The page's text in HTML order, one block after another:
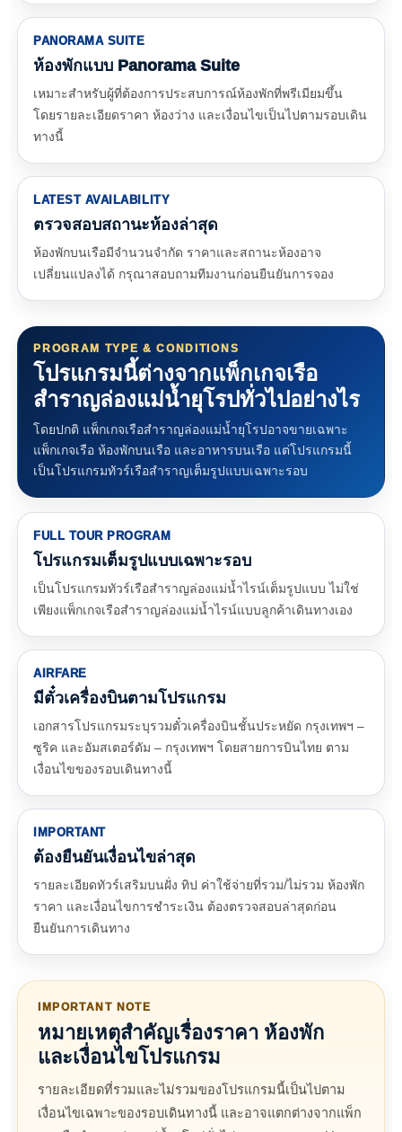
PANORAMA SUITE
ห้องพักแบบ Panorama Suite
เหมาะสำหรับผู้ที่ต้องการประสบการณ์ห้องพักที่พรีเมียมขึ้น
โดยรายละเอียดราคา ห้องว่าง และเงื่อนไขเป็นไปตามรอบเดิน
ทางนี้
LATEST AVAILABILITY
ตรวจสอบสถานะห้องล่าสุด
ห้องพักบนเรือมีจำนวนจำกัด ราคาและสถานะห้องอาจ
เปลี่ยนแปลงได้ กรุณาสอบถามทีมงานก่อนยืนยันการจอง
PROGRAM TYPE & CONDITIONS
โปรแกรมนี้ต่างจากแพ็กเกจเรือ
สำราญล่องแม่น้ำยุโรปทั่วไปอย่างไร
โดยปกติ แพ็กเกจเรือสำราญล่องแม่น้ำยุโรปอาจขายเฉพาะ
แพ็กเกจเรือ ห้องพักบนเรือ และอาหารบนเรือ แต่โปรแกรมนี้
เป็นโปรแกรมทัวร์เรือสำราญเต็มรูปแบบเฉพาะรอบ
FULL TOUR PROGRAM
โปรแกรมเต็มรูปแบบเฉพาะรอบ
เป็นโปรแกรมทัวร์เรือสำราญล่องแม่น้ำไรน์เต็มรูปแบบ ไม่ใช่
เพียงแพ็กเกจเรือสำราญล่องแม่น้ำไรน์แบบลูกค้าเดินทางเอง
AIRFARE
มีตั๋วเครื่องบินตามโปรแกรม
เอกสารโปรแกรมระบุรวมตั๋วเครื่องบินชั้นประหยัด กรุงเทพฯ –
ซูริค และอัมสเตอร์ดัม – กรุงเทพฯ โดยสายการบินไทย ตาม
เงื่อนไขของรอบเดินทางนี้
IMPORTANT
ต้องยืนยันเงื่อนไขล่าสุด
รายละเอียดทัวร์เสริมบนฝั่ง ทิป ค่าใช้จ่ายที่รวม/ไม่รวม ห้องพัก
ราคา และเงื่อนไขการชำระเงิน ต้องตรวจสอบล่าสุดก่อน
ยืนยันการเดินทาง
IMPORTANT NOTE
หมายเหตุสำคัญเรื่องราคา ห้องพัก
และเงื่อนไขโปรแกรม
รายละเอียดที่รวมและไม่รวมของโปรแกรมนี้เป็นไปตาม
เงื่อนไขเฉพาะของรอบเดินทางนี้ และอาจแตกต่างจากแพ็ก